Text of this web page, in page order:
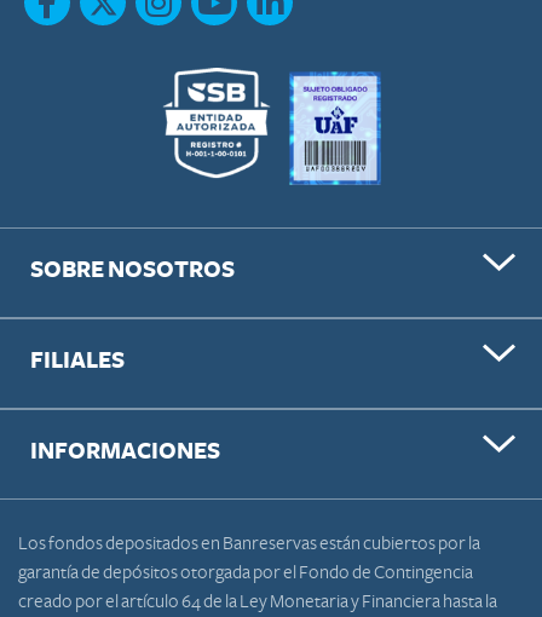
SOBRE NOSOTROS
FILIALES
INFORMACIONES
Los fondos depositados en Banreservas están cubiertos por la
garantía de depósitos otorgada por el Fondo de Contingencia
creado por el artículo 64 de la Ley Monetaria y Financiera hasta la